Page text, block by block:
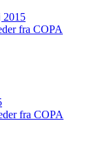
2015
fra COPA
fra COPA